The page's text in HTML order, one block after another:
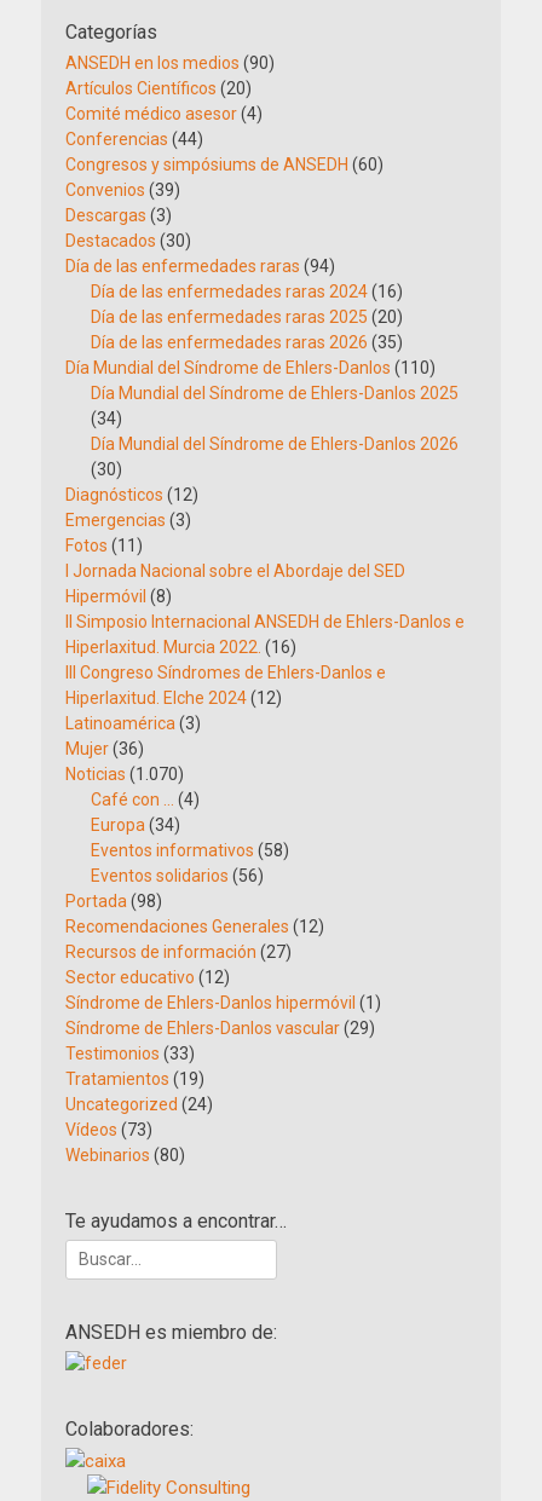
Categorías
ANSEDH en los medios (90)
Artículos Científicos (20)
Comité médico asesor(4)
Conferencias (44)
Congresos y simpósiums de ANSEDH (60)
Convenios (39)
Descargas (3)
Destacados (30)
Día de las enfermedades raras (94)
Día de las enfermedades raras 2024(16)
Día de las enfermedades raras 2025 (20)
Día de las enfermedades raras 2026 (35)
Día Mundial del Síndrome de Ehlers-Danlos (110)
Día Mundial del Síndrome de Ehlers-Danlos 2025
(34)
Día Mundial del Síndrome de Ehlers-Danlos 2026
(30)
Diagnósticos (12)
Emergencias (3)
Fotos (11)
I Jornada Nacional sobre el Abordaje del SED
Hipermóvil (8)
II Simposio Internacional ANSEDH de Ehlers-Danlos e
Hiperlaxitud. Murcia 2022. (16)
III Congreso Síndromes de Ehlers-Danlos e
Hiperlaxitud. Elche 2024(12)
Latinoamérica (3)
Mujer(36)
Noticias (1.070)
Café con …
(4)
Europa (34)
Eventos informativos (58)
Eventos solidarios (56)
Portada (98)
Recomendaciones Generales (12)
Recursos de información (27)
Sector educativo (12)
Síndrome de Ehlers-Danlos hipermóvil (1)
Síndrome de Ehlers-Danlos vascular(29)
Testimonios (33)
Tratamientos (19)
Uncategorized (24)
Vídeos (73)
Webinarios (80)
Te ayudamos a encontrar…
Buscar:
ANSEDH es miembro de:
Colaboradores: